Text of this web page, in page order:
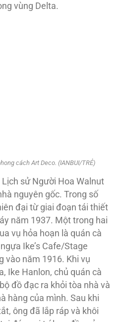
vùng Delta.
cách Art Deco. (IANBUI/TRẺ)
Lịch sử Người Hoa Walnut
nguyên gốc. Trong số
đại từ giai đoạn tái thiết
năm 1937. Một trong hai
vụ hỏa hoạn là quán cà
Ike’s Cafe/Stage
vào năm 1916. Khi vụ
Ike Hanlon, chủ quán cà
đồ đạc ra khỏi tòa nhà và
hàng của mình. Sau khi
ông đã lắp ráp và khôi